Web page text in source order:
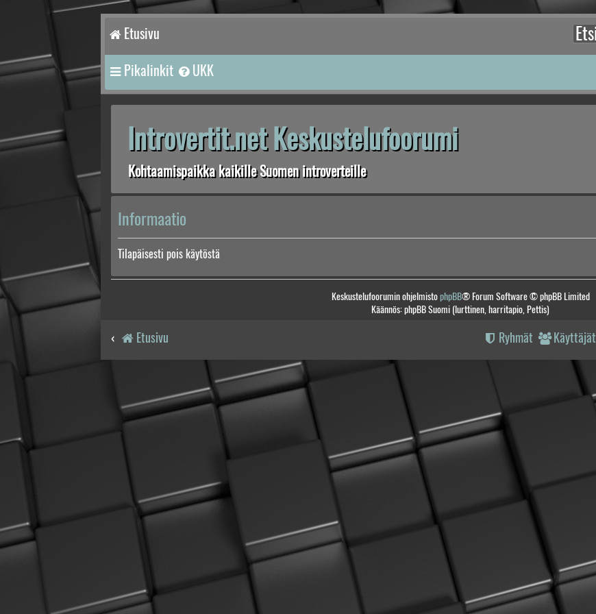
Etusivu
Pikalinkit UKK
Introvertit.net Keskustelufoorumi
Kohtaamispaikka kaikille Suomen introverteille
Informaatio
Tilapäisesti pois käytöstä
Keskustelufoorumin ohjelmistophpBB® Forum Software © phpBB Limited
Käännös: phpBB Suomi (lurttinen, harritapio, Pettis)
Etusivu Käyttäjät
Ryhmät